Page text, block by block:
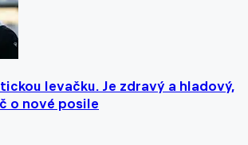
levačku. Je zdravý a hladový,
o nové posile